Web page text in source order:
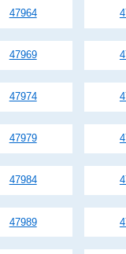
47964
47969
47974
47979
47984
47989